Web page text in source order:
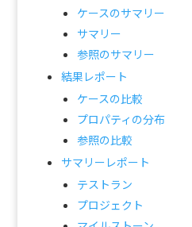
ケースのサマリー
サマリー
参照のサマリー
結果レポート
ケースの比較
プロパティの分布
参照の比較
サマリーレポート
テストラン
プロジェクト